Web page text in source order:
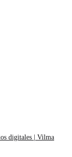
digitales | Vilma